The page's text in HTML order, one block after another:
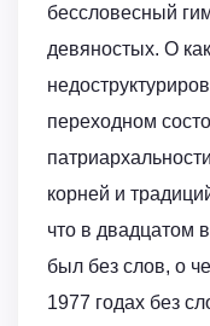
бессловесный
девяностых. О
переходном
корней и
что в двадцатом
был без слов, о
1977 годах без